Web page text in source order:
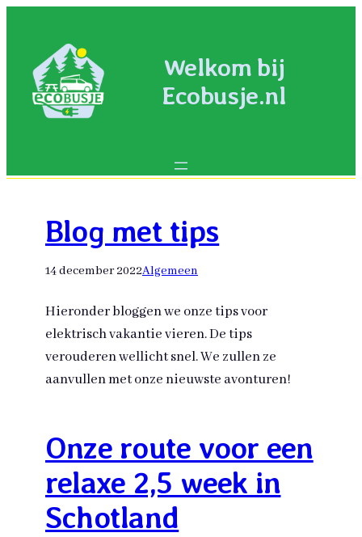
Welkom bij
Ecobusje.nl
Blog met tips
14 december 2022Algemeen
Hieronder bloggen we onze tips voor
elektrisch vakantie vieren. De tips
verouderen wellicht snel. We zullen ze
aanvullen met onze nieuwste avonturen!
Onze route voor een
relaxe 2,5 week in
Schotland